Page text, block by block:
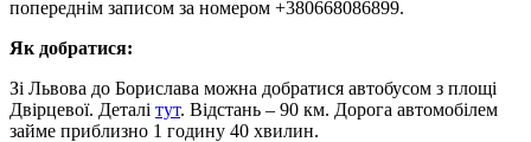
попереднім записом за номером +380668086899.
Як добратися:
Зі Львова до Борислава можна добратися автобусом з площі
Двірцевої. Деталі тут. Відстань – 90 км. Дорога автомобілем
займе приблизно 1 годину 40 хвилин.